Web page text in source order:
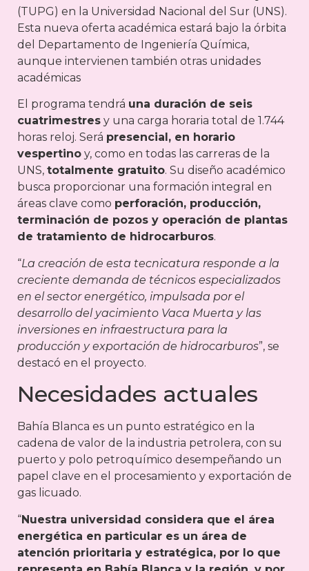
(TUPG) en la Universidad Nacional del Sur (UNS).
Esta nueva oferta académica estará bajo la órbita
del Departamento de Ingeniería Química,
aunque intervienen también otras unidades
académicas
El programa tendrá una duración de seis
cuatrimestres y una carga horaria total de 1.744
horas reloj. Será presencial, en horario
vespertino y, como en todas las carreras de la
UNS, totalmente gratuito. Su diseño académico
busca proporcionar una formación integral en
áreas clave como perforación, producción,
terminación de pozos y operación de plantas
de tratamiento de hidrocarburos.
“La creación de esta tecnicatura responde a la
creciente demanda de técnicos especializados
en el sector energético, impulsada por el
desarrollo del yacimiento Vaca Muerta y las
inversiones en infraestructura para la
producción y exportación de hidrocarburos”, se
destacó en el proyecto.
Necesidades actuales
Bahía Blanca es un punto estratégico en la
cadena de valor de la industria petrolera, con su
puerto y polo petroquímico desempeñando un
papel clave en el procesamiento y exportación de
gas licuado.
“Nuestra universidad considera que el área
energética en particular es un área de
atención prioritaria y estratégica, por lo que